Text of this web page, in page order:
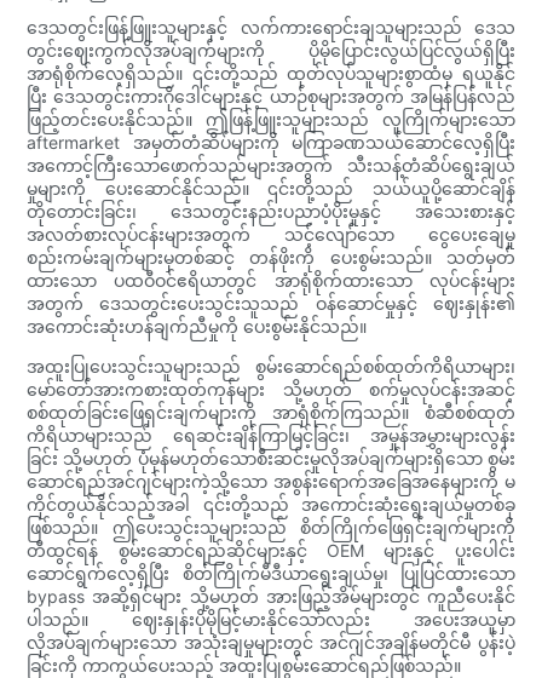
ဒေသတွင်းဖြန့်ဖြူးသူများနှင့် လက်ကားရောင်းချသူများသည် ဒေသ
တွင်းဈေးကွက်လိုအပ်ချက်များကို ပိုမိုပြောင်းလွယ်ပြင်လွယ်ရှိပြီး
အာရုံစိုက်လေ့ရှိသည်။ ၎င်းတို့သည် ထုတ်လုပ်သူများစွာထံမှ ရယူနိုင်
ပြီး ဒေသတွင်းကားဂိုဒေါင်များနှင့် ယာဉ်စုများအတွက် အမြန်ပြန်လည်
ဖြည့်တင်းပေးနိုင်သည်။ ဤဖြန့်ဖြူးသူများသည် လူကြိုက်များသော
aftermarket အမှတ်တံဆိပ်များကို မကြာခဏသယ်ဆောင်လေ့ရှိပြီး
အကောင့်ကြီးသောဖောက်သည်များအတွက် သီးသန့်တံဆိပ်ရွေးချယ်
မှုများကို ပေးဆောင်နိုင်သည်။ ၎င်းတို့သည် သယ်ယူပို့ဆောင်ချိန်
တိုတောင်းခြင်း၊ ဒေသတွင်းနည်းပညာပံ့ပိုးမှုနှင့် အသေးစားနှင့်
အလတ်စားလုပ်ငန်းများအတွက် သင့်လျော်သော ငွေပေးချေမှု
စည်းကမ်းချက်များမှတစ်ဆင့် တန်ဖိုးကို ပေးစွမ်းသည်။ သတ်မှတ်
ထားသော ပထဝီဝင်ဧရိယာတွင် အာရုံစိုက်ထားသော လုပ်ငန်းများ
အတွက် ဒေသတွင်းပေးသွင်းသူသည် ဝန်ဆောင်မှုနှင့် ဈေးနှုန်း၏
အကောင်းဆုံးဟန်ချက်ညီမှုကို ပေးစွမ်းနိုင်သည်။
အထူးပြုပေးသွင်းသူများသည် စွမ်းဆောင်ရည်စစ်ထုတ်ကိရိယာများ၊
မော်တော်အားကစားထုတ်ကုန်များ သို့မဟုတ် စက်မှုလုပ်ငန်းအဆင့်
စစ်ထုတ်ခြင်းဖြေရှင်းချက်များကို အာရုံစိုက်ကြသည်။ စံဆီစစ်ထုတ်
ကိရိယာများသည် ရေဆင်းချိန်ကြာမြင့်ခြင်း၊ အမှုန်အမွှားများလွန်း
ခြင်း သို့မဟုတ် ပုံမှန်မဟုတ်သောစီးဆင်းမှုလိုအပ်ချက်များရှိသော စွမ်း
ဆောင်ရည်အင်ဂျင်များကဲ့သို့သော အစွန်းရောက်အခြေအနေများကို မ
ကိုင်တွယ်နိုင်သည့်အခါ ၎င်းတို့သည် အကောင်းဆုံးရွေးချယ်မှုတစ်ခု
ဖြစ်သည်။ ဤပေးသွင်းသူများသည် စိတ်ကြိုက်ဖြေရှင်းချက်များကို
တီထွင်ရန် စွမ်းဆောင်ရည်ဆိုင်များနှင့် OEM များနှင့် ပူးပေါင်း
ဆောင်ရွက်လေ့ရှိပြီး စိတ်ကြိုက်မီဒီယာရွေးချယ်မှု၊ ပြုပြင်ထားသော
bypass အဆို့ရှင်များ သို့မဟုတ် အားဖြည့်အိမ်များတွင် ကူညီပေးနိုင်
ပါသည်။ ဈေးနှုန်းပိုမိုမြင့်မားနိုင်သော်လည်း အပေးအယူမှာ
လိုအပ်ချက်များသော အသုံးချမှုများတွင် အင်ဂျင်အချိန်မတိုင်မီ ပွန်းပဲ့
ခြင်းကို ကာကွယ်ပေးသည့် အထူးပြုစွမ်းဆောင်ရည်ဖြစ်သည်။